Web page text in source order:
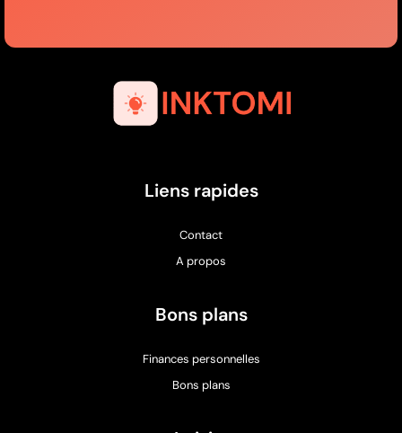
Liens rapides
Contact
A propos
Bons plans
Finances personnelles
Bons plans